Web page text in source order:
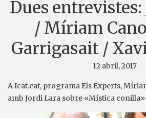
Dues entrevistes:
/ Míriam
Garrigasait /
12 abril, 2017
A Icat.cat, programa Els Experts,
amb Jordi Lara sobre «Mística conilla»